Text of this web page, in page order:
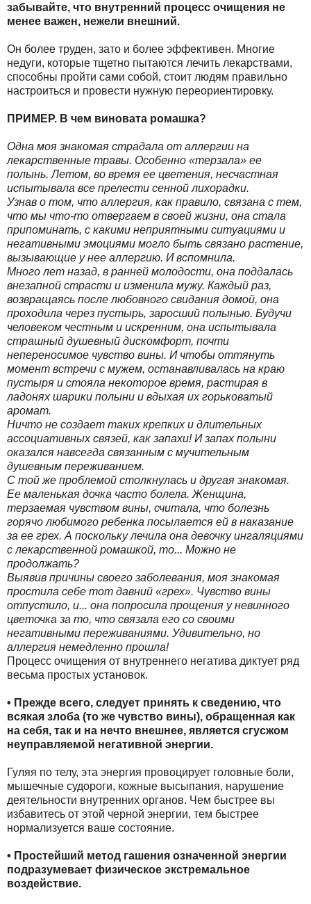
забывайте, что внутренний процесс очищения не
менее важен, нежели внешний.
Он более труден, зато и более эффективен. Многие
недуги, которые тщетно пытаются лечить лекарствами,
способны пройти сами собой, стоит людям правильно
настроиться и провести нужную переориентировку.
ПРИМЕР. В чем виновата ромашка?
Одна моя знакомая страдала от аллергии на
лекарственные травы. Особенно «терзала» ее
полынь. Летом, во время ее цветения, несчастная
испытывала все прелести сенной лихорадки.
Узнав о том, что аллергия, как правило, связана с тем,
что мы что-то отвергаем в своей жизни, она стала
припоминать, с какими неприятными ситуациями и
негативными эмоциями могло быть связано растение,
вызывающие у нее аллергию. И вспомнила.
Много лет назад, в ранней молодости, она поддалась
внезапной страсти и изменила мужу. Каждый раз,
возвращаясь после любовного свидания домой, она
проходила через пустырь, заросший полынью. Будучи
человеком честным и искренним, она испытывала
страшный душевный дискомфорт, почти
непереносимое чувство вины. И чтобы оттянуть
момент встречи с мужем, останавливалась на краю
пустыря и стояла некоторое время, растирая в
ладонях шарики полыни и вдыхая их горьковатый
аромат.
Ничто не создает таких крепких и длительных
ассоциативных связей, как запахи! И запах полыни
оказался навсегда связанным с мучительным
душевным переживанием.
С той же проблемой столкнулась и другая знакомая.
Ее маленькая дочка часто болела. Женщина,
терзаемая чувством вины, считала, что болезнь
горячо любимого ребенка посылается ей в наказание
за ее грех. А поскольку лечила она девочку ингаляциями
с лекарственной ромашкой, то... Можно не
продолжать?
Выявив причины своего заболевания, моя знакомая
простила себе тот давний «грех». Чувство вины
отпустило, и... она попросила прощения у невинного
цветочка за то, что связала его со своими
негативными переживаниями. Удивительно, но
аллергия немедленно прошла!
Процесс очищения от внутреннего негатива диктует ряд
весьма простых установок.
• Прежде всего, следует принять к сведению, что
всякая злоба (то же чувство вины), обращенная как
на себя, так и на нечто внешнее, является сгусжом
неуправляемой негативной энергии.
Гуляя по телу, эта энергия провоцирует головные боли,
мышечные судороги, кожные высыпания, нарушение
деятельности внутренних органов. Чем быстрее вы
избавитесь от этой черной энергии, тем быстрее
нормализуется ваше состояние.
• Простейший метод гашения означенной энергии
подразумевает физическое экстремальное
воздействие.